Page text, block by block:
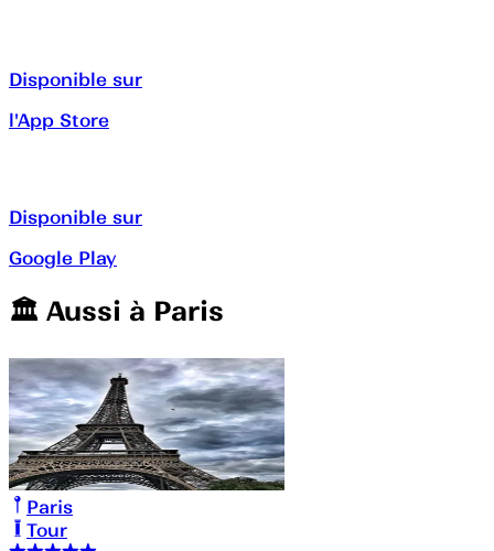
Disponible sur
l'App Store
Disponible sur
Google Play
🏛️️ Aussi à Paris
Paris
Tour